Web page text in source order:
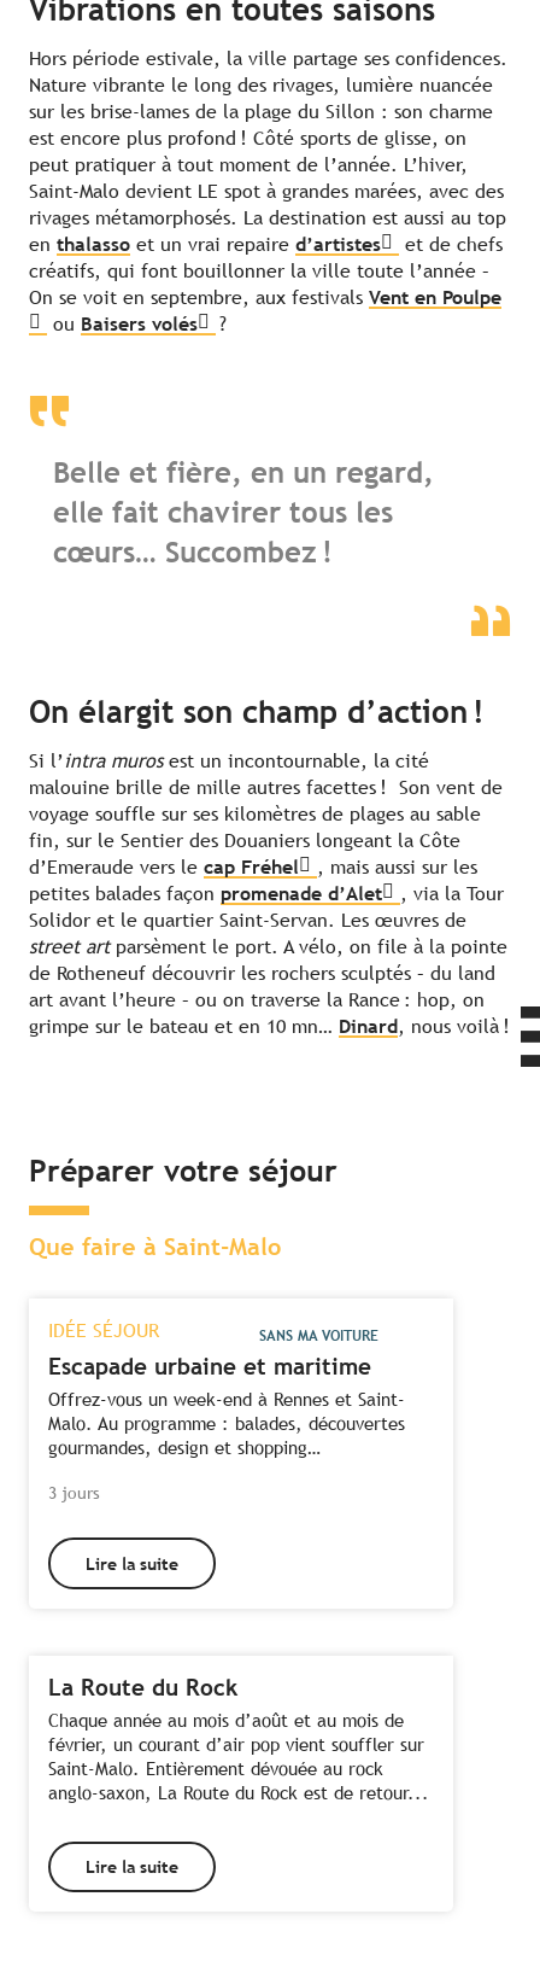
Vibrations en toutes saisons
Hors période estivale, la ville partage ses confidences.
Nature vibrante le long des rivages, lumière nuancée
sur les brise-lames de la plage du Sillon : son charme
est encore plus profond ! Côté sports de glisse, on
peut pratiquer à tout moment de l’année. L’hiver,
Saint-Malo devient LE spot à grandes marées, avec des
rivages métamorphosés. La destination est aussi au top
en thalasso et un vrai repaire d’artistes
et de chefs
créatifs, qui font bouillonner la ville toute l’année –
On se voit en septembre, aux festivals Vent en Poulpe
ou Baisers volés ?
Belle et fière, en un regard,
elle fait chavirer tous les
cœurs… Succombez !
On élargit son champ d’action !
Si l’intra murosest un incontournable, la cité
malouine brille de mille autres facettes ! Son vent de
voyage souffle sur ses kilomètres de plages au sable
fin, sur le Sentier des Douaniers longeant la Côte
d’Emeraude vers le cap Fréhel
, mais aussi sur les
petites balades façon promenade d’Alet
, via la Tour
Solidor et le quartier Saint-Servan. Les œuvres de
street artparsèment le port. A vélo, on file à la pointe
de Rotheneuf découvrir les rochers sculptés – du land
art avant l’heure – ou on traverse la Rance : hop, on
grimpe sur le bateau et en 10 mn… Dinard, nous voilà !
Préparer votre séjour
Que faire à Saint-Malo
SANS MA VOITURE
3 jours
IDÉE SÉJOUR
Escapade urbaine et maritime
Offrez-vous un week-end à Rennes et Saint-
Malo. Au programme : balades, découvertes
gourmandes, design et shopping…
Lire la suite
La Route du Rock
Chaque année au mois d’août et au mois de
février, un courant d’air pop vient souffler sur
Saint-Malo. Entièrement dévouée au rock
anglo-saxon, La Route du Rock est de retour...
Lire la suite
Tous les hébergements à Saint-Malo